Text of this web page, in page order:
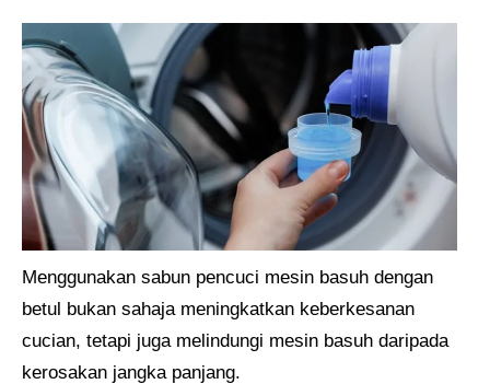
Menggunakan sabun pencuci mesin basuh dengan
betul bukan sahaja meningkatkan keberkesanan
cucian, tetapi juga melindungi mesin basuh daripada
kerosakan jangka panjang.